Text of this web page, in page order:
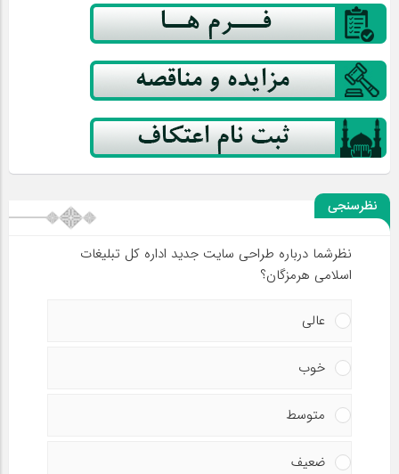
نظرسنجی
نظرشما درباره طراحی سایت جدید اداره کل تبلیغات
اسلامی هرمزگان؟
عالی
خوب
متوسط
ضعیف